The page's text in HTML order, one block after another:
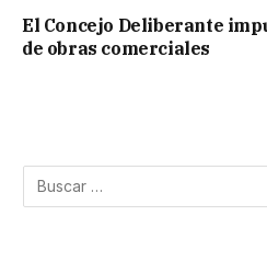
El Concejo Deliberante
de obras comerciales